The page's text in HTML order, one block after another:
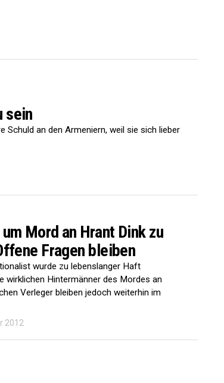
sein
Schuld an den Armeniern, weil sie sich lieber
Mord an Hrant Dink zu
Fragen bleiben
wurde zu lebenslanger Haft
wirklichen Hintermänner des Mordes an
Verleger bleiben jedoch weiterhin im
2012